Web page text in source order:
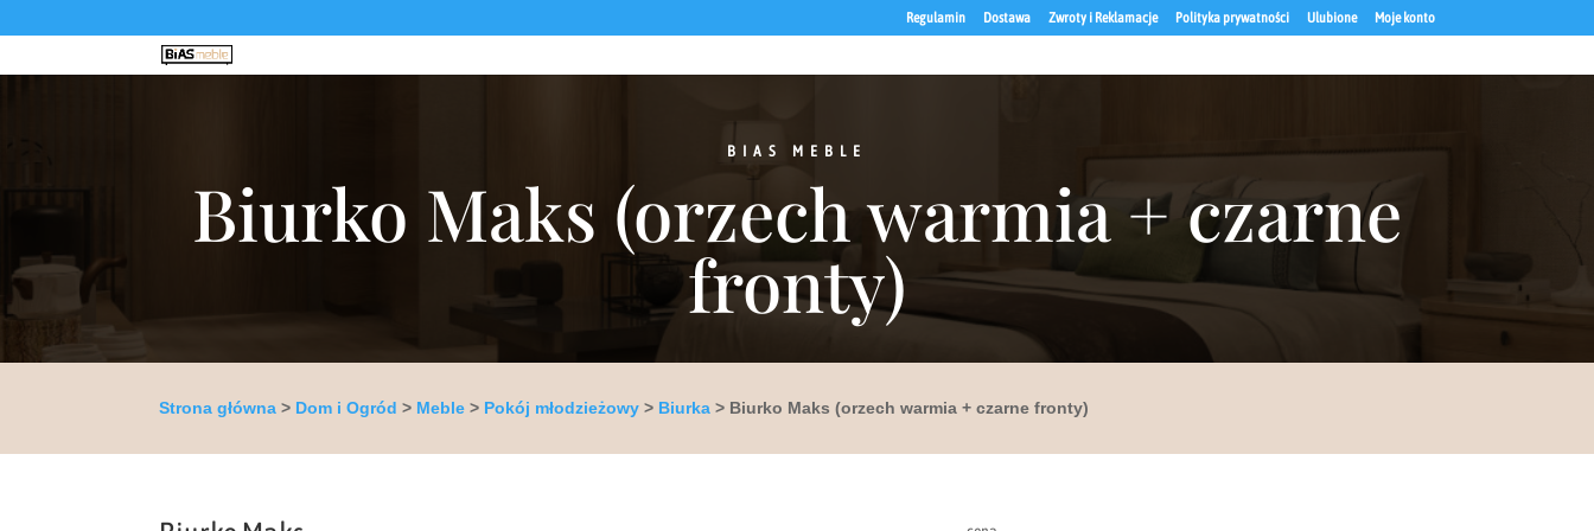
Regulamin Dostawa Zwroty i Reklamacje Polityka prywatności Ulubione Moje konto
BIAS MEBLE
Biurko Maks (orzech warmia + czarne
fronty)
Strona główna > Dom i Ogród > Meble > Pokój młodzieżowy > Biurka > Biurko Maks (orzech warmia + czarne fronty)